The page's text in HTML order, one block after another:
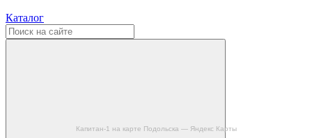
Капитан-1 на карте Подольска — Яндекс Карты
Каталог